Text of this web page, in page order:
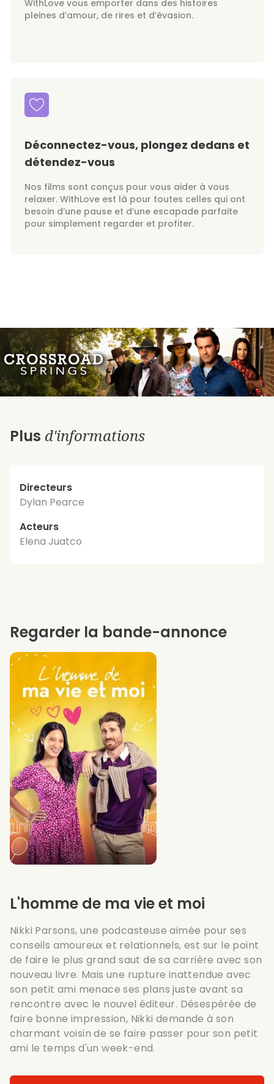
WithLove vous emporter dans des histoires
pleines d’amour, de rires et d’évasion.
Déconnectez-vous, plongez dedans et
détendez-vous
Nos films sont conçus pour vous aider à vous
relaxer. WithLove est là pour toutes celles qui ont
besoin d’une pause et d’une escapade parfaite
pour simplement regarder et profiter.
Plus d'informations
Directeurs
Dylan Pearce
Acteurs
Elena Juatco
L'homme de ma vie et moi
Nikki Parsons, une podcasteuse aimée pour ses
conseils amoureux et relationnels, est sur le point
de faire le plus grand saut de sa carrière avec son
nouveau livre. Mais une rupture inattendue avec
son petit ami menace ses plans juste avant sa
rencontre avec le nouvel éditeur. Désespérée de
faire bonne impression, Nikki demande à son
charmant voisin de se faire passer pour son petit
ami le temps d'un week-end.
Regarder la bande-annonce